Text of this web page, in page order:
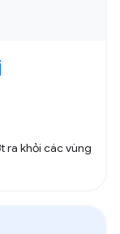
ra khỏi các vùng